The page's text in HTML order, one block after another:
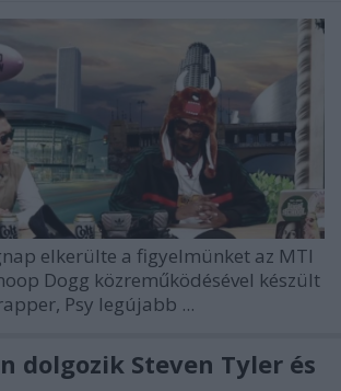
elkerülte a figyelmünket az MTI
Dogg közreműködésével készült
Psy legújabb ...
dolgozik Steven Tyler és